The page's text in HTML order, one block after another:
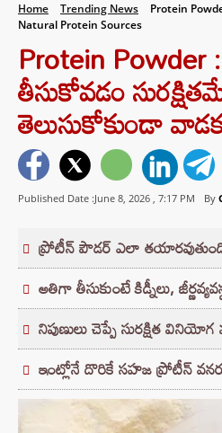
Home Trending News
Protein
Natural Protein Sources
Protein
తీసుకోవడం
తెలుసుకోకుండా
Published Date :June 8, 2026 , 7:17 PM By
ప్రోటీన్ పౌడర్ ఎలా
అతిగా తీసుకుంటే కిడ్నీలు,
నిపుణులు చెప్పే సురక్షిత
ఇంట్లోనే దొరికే సహజ ప్రోటీన్